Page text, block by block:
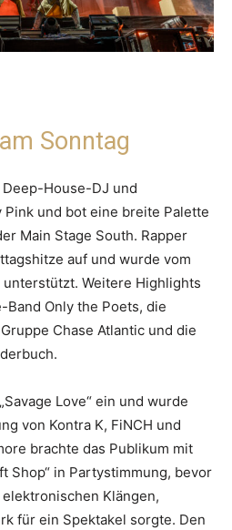
Sonntag
House-DJ und
und bot eine breite Palette
Main Stage South. Rapper
auf und wurde vom
Weitere Highlights
Only the Poets, die
Chase Atlantic und die
Love“ ein und wurde
von Kontra K, FiNCH und
brachte das Publikum mit
Shop“ in Partystimmung, bevor
Klängen,
für ein Spektakel sorgte. Den